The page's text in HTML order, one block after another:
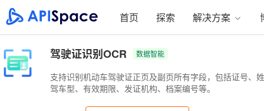
首页 探索 解决方案
驾驶证识别OCR 数据智能
支持识别机动车驾驶证正页及副页所有字段，包括证号、
驾车型、有效期限、发证机构、档案编号等。